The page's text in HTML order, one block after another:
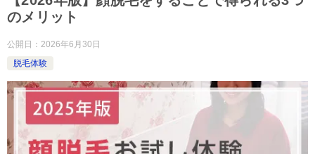
のメリット
公開日： 2026年6月30日
脱毛体験